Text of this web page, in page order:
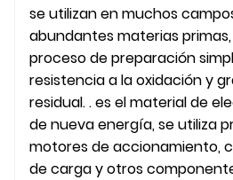
se utilizan en muchos
abundantes materias
proceso de preparación
resistencia a la oxidación y
residual. . es el material de
de nueva energía, se utiliza
motores de accionamiento,
de carga y otros